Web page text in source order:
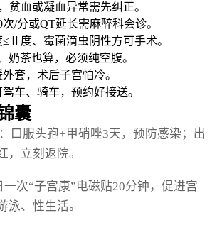
贫血或凝血异常需先纠正。
/分或QT延长需麻醉科会诊。
度、霉菌滴虫阴性方可手术。
奶茶也算，必须纯空腹。
套，术后子宫怕冷。
车、骑车，预约好接送。
囊
口服头孢+甲硝唑3天，预防感染；出
，立刻返院。
一次“子宫康”电磁贴20分钟，促进宫
泳、性生活。